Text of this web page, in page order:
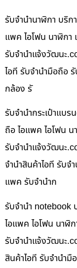
รับจำนำนาฬิกา บริก
แพค ไอโฟน นาฬิกา
รับจํานําแจ้งวัฒนะ
ไอที รับจำนำมือถือ
กล้อง รั
รับจำนำกระเป๋าแบ
ถือ ไอแพค ไอโฟน
รับจํานําแจ้งวัฒนะ
จำนำสินค้าไอที รับจ
แพค รับจำนำก
รับจำนำ notebook
ไอแพค ไอโฟน นาฬิ
รับจํานําแจ้งวัฒนะ
สินค้าไอที รับจำนำ